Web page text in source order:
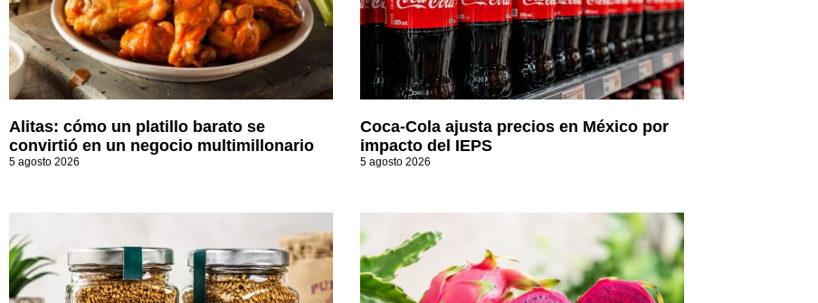
Alitas: cómo un platillo barato se
convirtió en un negocio multimillonario
5 agosto 2026
Coca-Cola ajusta precios en México por
impacto del IEPS
5 agosto 2026